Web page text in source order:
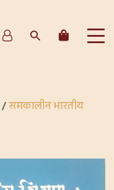
/समकालीन भारतीय